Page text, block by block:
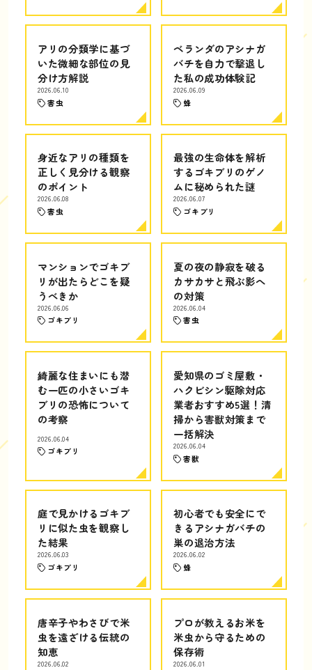
アリの分類学に基づ
いた微細な部位の見
分け方解説
2026.06.10
害虫
ベランダのアシナガ
バチを自力で撃退し
た私の成功体験記
2026.06.09
蜂
身近なアリの種類を
正しく見分ける観察
のポイント
2026.06.08
害虫
最強の生命体を解析
するゴキブリのゲノ
ムに秘められた謎
2026.06.07
ゴキブリ
マンションでゴキブ
リが出たらどこを疑
うべきか
2026.06.06
ゴキブリ
夏の夜の静寂を破る
カサカサと飛ぶ影へ
の対策
2026.06.04
害虫
綺麗な住まいにも潜
む一匹の小さいゴキ
ブリの恐怖について
の考察
2026.06.04
ゴキブリ
愛知県のゴミ屋敷・
ハクビシン駆除対応
業者おすすめ5選！清
掃から害獣対策まで
一括解決
2026.06.04
害獣
庭で見かけるゴキブ
リに似た虫を観察し
た結果
2026.06.03
ゴキブリ
初心者でも安全にで
きるアシナガバチの
巣の退治方法
2026.06.02
蜂
唐辛子やわさびで米
虫を遠ざける伝統の
知恵
2026.06.02
プロが教えるお米を
米虫から守るための
保存術
2026.06.01